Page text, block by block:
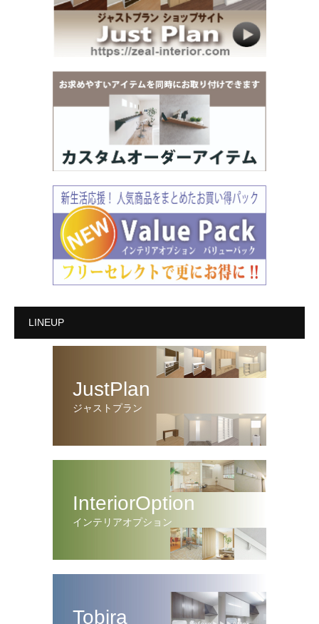
LINEUP
JustPlan
ジャストプラン
InteriorOption
インテリアオプション
Tobira